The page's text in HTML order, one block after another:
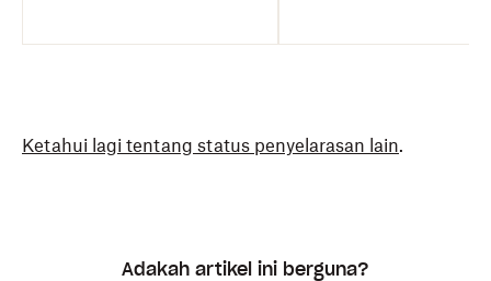
Ketahui lagi tentang status penyelarasan lain.
Adakah artikel ini berguna?